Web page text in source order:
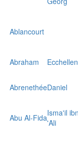
Ablancourt
Abraham
AbrenethéeDaniel
Abu Al-FidaIsma'il
'Ali